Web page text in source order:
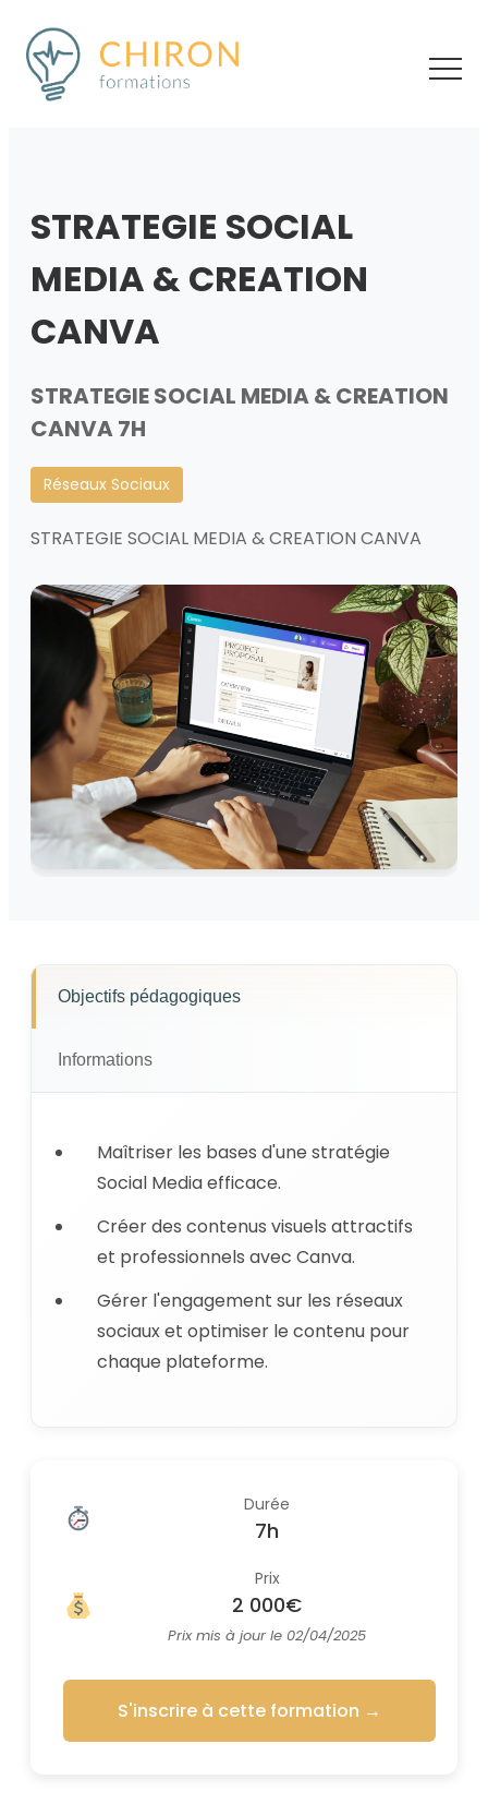
STRATEGIE SOCIAL
MEDIA & CREATION
CANVA
STRATEGIE SOCIAL MEDIA & CREATION
CANVA 7H
Réseaux Sociaux
STRATEGIE SOCIAL MEDIA & CREATION CANVA
Objectifs pédagogiques
Informations
Maîtriser les bases d'une stratégie
Social Media efficace.
Créer des contenus visuels attractifs
et professionnels avec Canva.
Gérer l'engagement sur les réseaux
sociaux et optimiser le contenu pour
chaque plateforme.
Durée
7h
Prix
2 000€
Prix mis à jour le 02/04/2025
S'inscrire à cette formation →